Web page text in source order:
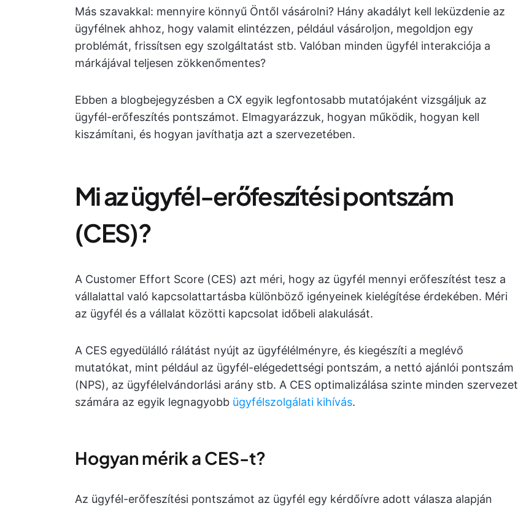
Más szavakkal: mennyire könnyű Öntől vásárolni? Hány akadályt kell leküzdenie az
ügyfélnek ahhoz, hogy valamit elintézzen, például vásároljon, megoldjon egy
problémát, frissítsen egy szolgáltatást stb. Valóban minden ügyfél interakciója a
márkájával teljesen zökkenőmentes?
Ebben a blogbejegyzésben a CX egyik legfontosabb mutatójaként vizsgáljuk az
ügyfél-erőfeszítés pontszámot. Elmagyarázzuk, hogyan működik, hogyan kell
kiszámítani, és hogyan javíthatja azt a szervezetében.
Mi az ügyfél-erőfeszítési pontszám
(CES)?
A Customer Effort Score (CES) azt méri, hogy az ügyfél mennyi erőfeszítést tesz a
vállalattal való kapcsolattartásba különböző igényeinek kielégítése érdekében. Méri
az ügyfél és a vállalat közötti kapcsolat időbeli alakulását.
A CES egyedülálló rálátást nyújt az ügyfélélményre, és kiegészíti a meglévő
mutatókat, mint például az ügyfél-elégedettségi pontszám, a nettó ajánlói pontszám
(NPS), az ügyfélelvándorlási arány stb. A CES optimalizálása szinte minden szervezet
számára az egyik legnagyobb ügyfélszolgálati kihívás.
Hogyan mérik a CES-t?
Az ügyfél-erőfeszítési pontszámot az ügyfél egy kérdőívre adott válasza alapján